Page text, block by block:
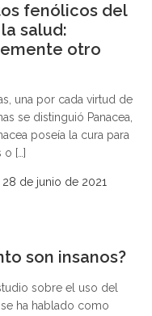
fenólicos del
salud:
otro
una por cada virtud de
se distinguió Panacea,
poseía la cura para
[…]
28 de junio de 2021
son insanos?
sobre el uso del
ha hablado como